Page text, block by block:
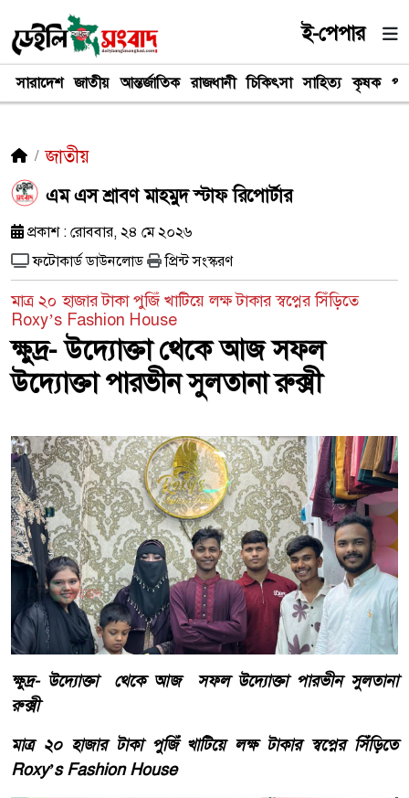
ই-পেপার
সারাদেশ জাতীয় আন্তর্জাতিক রাজধানী চিকিৎসা সাহিত্য কৃষক
জাতীয়
এম এস শ্রাবণ মাহমুদ স্টাফ রিপোর্টার
প্রকাশ : রোববার, ২৪ মে ২০২৬
ফটোকার্ড ডাউনলোড
প্রিন্ট সংস্করণ
মাত্র ২০ হাজার টাকা পুজিঁ খাটিয়ে লক্ষ টাকার স্বপ্নের সিঁড়িতে
Roxy’s Fashion House
ক্ষুদ্র- উদ্যোক্তা থেকে আজ সফল
উদ্যোক্তা পারভীন সুলতানা রুক্সী
ক্ষুদ্র- উদ্যোক্তা থেকে আজ সফল উদ্যোক্তা পারভীন সুলতানা
রুক্সী
মাত্র ২০ হাজার টাকা পুজিঁ খাটিয়ে লক্ষ টাকার স্বপ্নের সিঁড়িতে
Roxy’s Fashion House